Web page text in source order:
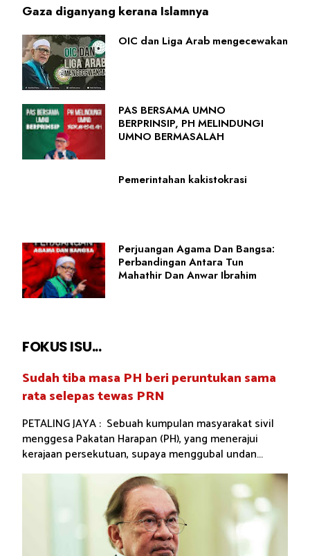
Gaza diganyang kerana Islamnya
OIC dan Liga Arab mengecewakan
PAS BERSAMA UMNO
BERPRINSIP, PH MELINDUNGI
UMNO BERMASALAH
Pemerintahan kakistokrasi
Perjuangan Agama Dan Bangsa:
Perbandingan Antara Tun
Mahathir Dan Anwar Ibrahim
FOKUS ISU...
Sudah tiba masa PH beri peruntukan sama
rata selepas tewas PRN
PETALING JAYA : Sebuah kumpulan masyarakat sivil
menggesa Pakatan Harapan (PH), yang menerajui
kerajaan persekutuan, supaya menggubal undan...